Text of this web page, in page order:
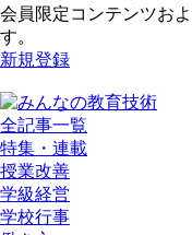
会員限定コンテンツお
す。
新規登録
全記事一覧
特集・連載
授業改善
学級経営
学校行事